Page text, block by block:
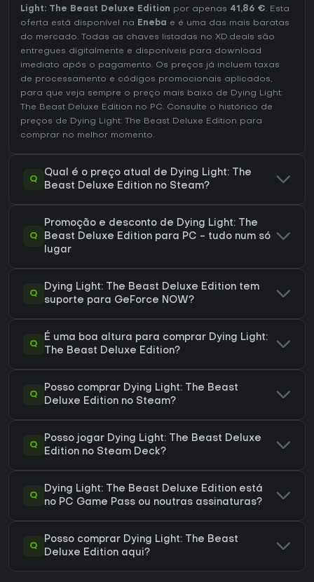
Light: The Beast Deluxe Edition por apenas 41,86 €. Esta
oferta está disponível na Eneba e é uma das mais baratas
do mercado. Todas as chaves listadas no XD.deals são
entregues digitalmente e disponíveis para download
imediato após o pagamento. Os preços já incluem taxas
de processamento e códigos promocionais aplicados,
para que veja sempre o preço mais baixo de Dying Light:
The Beast Deluxe Edition no PC. Consulte o histórico de
preços de Dying Light: The Beast Deluxe Edition para
comprar no melhor momento.
Q
Qual é o preço atual de Dying Light: The
Beast Deluxe Edition no Steam?
Q
Promoção e desconto de Dying Light: The
Beast Deluxe Edition para PC - tudo num só
lugar
Q
Dying Light: The Beast Deluxe Edition tem
suporte para GeForce NOW?
Q
É uma boa altura para comprar Dying Light:
The Beast Deluxe Edition?
Q
Posso comprar Dying Light: The Beast
Deluxe Edition no Steam?
Q
Posso jogar Dying Light: The Beast Deluxe
Edition no Steam Deck?
Q
Dying Light: The Beast Deluxe Edition está
no PC Game Pass ou noutras assinaturas?
Q
Posso comprar Dying Light: The Beast
Deluxe Edition aqui?